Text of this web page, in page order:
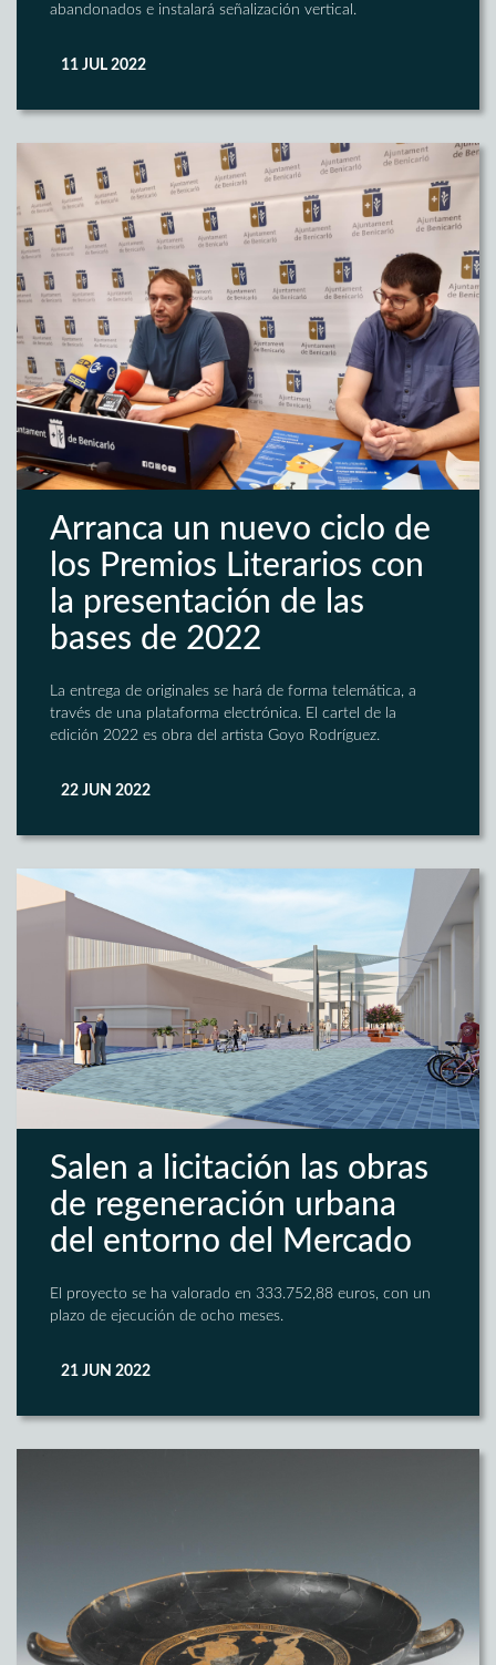
abandonados e instalará señalización vertical.
11 JUL 2022
Arranca un nuevo ciclo de
los Premios Literarios con
la presentación de las
bases de 2022
La entrega de originales se hará de forma telemática, a
través de una plataforma electrónica. El cartel de la
edición 2022 es obra del artista Goyo Rodríguez.
22 JUN 2022
Salen a licitación las obras
de regeneración urbana
del entorno del Mercado
El proyecto se ha valorado en 333.752,88 euros, con un
plazo de ejecución de ocho meses.
21 JUN 2022